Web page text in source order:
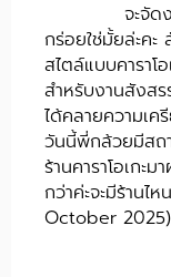
จะจัด
กร่อยใช่มั้ยล่ะค
สไตล์แบบคาราโ
สำหรับงานสังสร
ได้คลายความเค
วันนี้พี่กล้วยมีสถ
ร้านคาราโอเกะ
กว่าค่ะจะมีร้านไ
October 2025)